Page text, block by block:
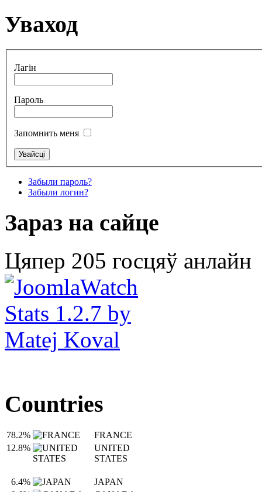
Уваход
Лагін
Пароль
Запомнить меня
Забыли пароль?
Забыли логин?
Зараз на сайце
Цяпер 205 госцяў анлайн
Countries
78.2%
FRANCE
12.8%
UNITED
STATES
6.4%
JAPAN